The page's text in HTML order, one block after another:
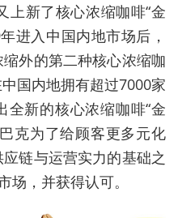
上新了核心浓缩咖啡“金
进入中国内地市场后，
外的第二种核心浓缩咖
国内地拥有超过7000家
全新的核心浓缩咖啡“金
克为了给顾客更多元化
链与运营实力的基础之
场，并获得认可。